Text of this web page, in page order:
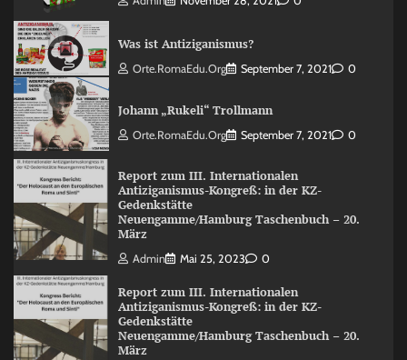
Was ist Antiziganismus?
Orte.RomaEdu.org September 7, 2021 0
Johann „Rukeli“ Trollmann
Orte.RomaEdu.org September 7, 2021 0
Report zum III. Internationalen
Antiziganismus-Kongreß: in der KZ-
Gedenkstätte
Neuengamme/Hamburg Taschenbuch – 20.
März
Admin Mai 25, 2023 0
Report zum III. Internationalen
Antiziganismus-Kongreß: in der KZ-
Gedenkstätte
Neuengamme/Hamburg Taschenbuch – 20.
März